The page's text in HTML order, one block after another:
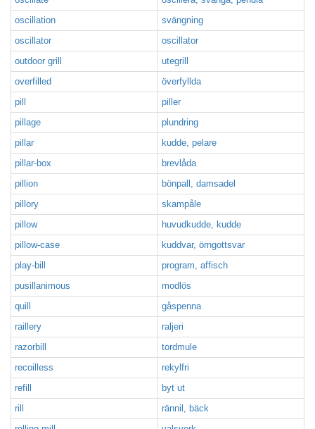
oscillation
svängning
oscillator
oscillator
outdoor grill
utegrill
overfilled
överfyllda
pill
piller
pillage
plundring
pillar
kudde, pelare
pillar-box
brevlåda
pillion
bönpall, damsadel
pillory
skampåle
pillow
huvudkudde, kudde
pillow-case
kuddvar, örngottsvar
play-bill
program, affisch
pusillanimous
modlös
quill
gåspenna
raillery
raljeri
razorbill
tordmule
recoilless
rekylfri
refill
byt ut
rill
rännil, bäck